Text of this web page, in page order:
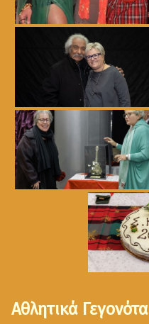
Αθλητικά Γεγονότα